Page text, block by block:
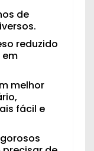
de
reduzido
melhor
fácil e